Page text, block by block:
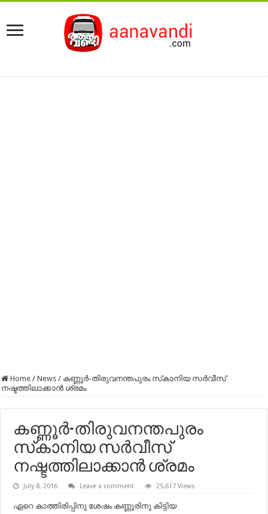
Home / News / കണ്ണൂര്‍-തിരുവനന്തപുരം സ്‌കാനിയ സര്‍വീസ്
നഷ്ടത്തിലാക്കാന്‍ ശ്രമം
കണ്ണൂര്‍-തിരുവനന്തപുരം
സ്‌കാനിയ സര്‍വീസ്
നഷ്ടത്തിലാക്കാന്‍ ശ്രമം
July 8, 2016 Leave a comment 25,617 Views
ഏറെ കാത്തിരിപ്പിനു ശേഷം കണ്ണൂരിനു കിട്ടിയ